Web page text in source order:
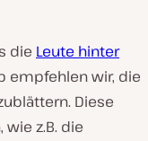
die Leute hinter
empfehlen wir, die
Diese
z.B. die